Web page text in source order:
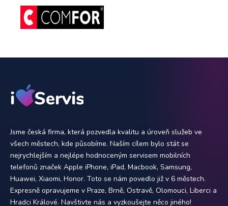
Jsme česká firma, která pozvedla kvalitu a úroveň služeb ve
všech městech, kde působíme. Naším cílem bylo stát se
nejrychlejším a nejlépe hodnoceným servisem mobilních
telefonů značek Apple iPhone, iPad, Macbook, Samsung,
Huawei, Xiaomi, Honor. Toto se nám povedlo již v 6 městech.
Expresně opravujeme v Praze, Brně, Ostravě, Olomouci, Liberci a
Hradci Králové. Navštivte nás a vyzkoušejte něco jiného!